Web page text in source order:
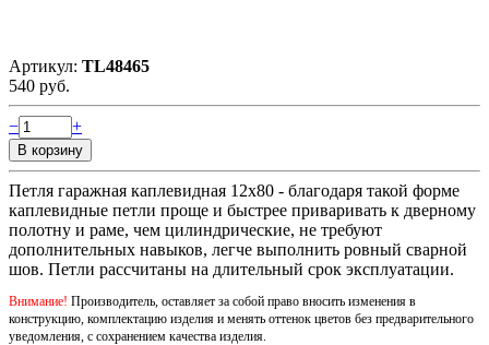
Артикул: TL48465
540 руб.
− +
Петля гаражная каплевидная 12x80 - благодаря такой форме
каплевидные петли проще и быстрее приваривать к дверному
полотну и раме, чем цилиндрические, не требуют
дополнительных навыков, легче выполнить ровный сварной
шов. Петли рассчитаны на длительный срок эксплуатации.
Внимание! Производитель, оставляет за собой право вносить изменения в
конструкцию, комплектацию изделия и менять оттенок цветов без предварительного
уведомления, с сохранением качества изделия.